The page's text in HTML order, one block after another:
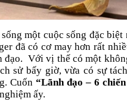
một cuộc sống đặc
đã có cơ may hơn rất
đạo. Với vị thế có một
sử bấy giờ, vừa có sự
Cuốn“Lãnh đạo – 6
ấy.